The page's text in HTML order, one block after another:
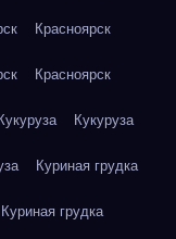
Красноярск
Красноярск
Кукуруза Кукуруза
Куриная грудка
Куриная грудка